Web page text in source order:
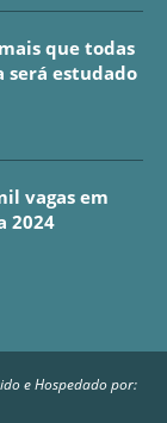
que todas
será estudado
vagas em
2024
e Hospedado por: